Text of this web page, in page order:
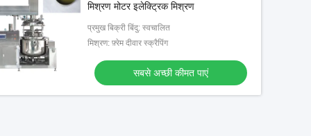
मिश्रण मोटर इलेक्ट्रिक मिश्रण
प्रमुख बिक्री बिंदु: स्वचालित
मिश्रण: फ़्रेम दीवार स्क्रैपिंग
सबसे अच्छी कीमत पाएं